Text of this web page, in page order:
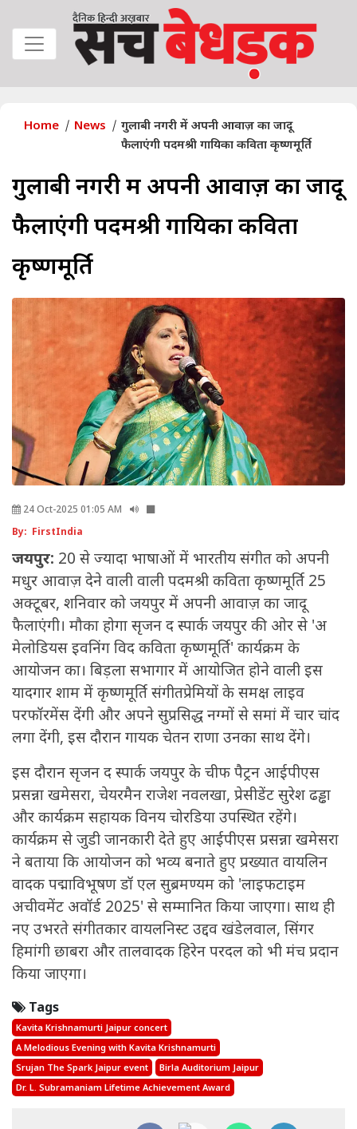
Home News
गुलाबी नगरी में अपनी आवाज़ का जादू
फैलाएंगी पदमश्री गायिका कविता कृष्णमूर्ति
गुलाबी नगरी में अपनी आवाज़ का जादू
फैलाएंगी पदमश्री गायिका कविता
कृष्णमूर्ति
24 Oct-2025 01:05 AM
By: FirstIndia
जयपुर: 20 से ज्यादा भाषाओं में भारतीय संगीत को अपनी
मधुर आवाज़ देने वाली वाली पदमश्री कविता कृष्णमूर्ति 25
अक्टूबर, शनिवार को जयपुर में अपनी आवाज़ का जादू
फैलाएंगी। मौका होगा सृजन द स्पार्क जयपुर की ओर से 'अ
मेलोडियस इवनिंग विद कविता कृष्णमूर्ति' कार्यक्रम के
आयोजन का। बिड़ला सभागार में आयोजित होने वाली इस
यादगार शाम में कृष्णमूर्ति संगीतप्रेमियों के समक्ष लाइव
परफॉरमेंस देंगी और अपने सुप्रसिद्ध नग्मों से समां में चार चांद
लगा देंगी, इस दौरान गायक चेतन राणा उनका साथ देंगे।
इस दौरान सृजन द स्पार्क जयपुर के चीफ पैट्रन आईपीएस
प्रसन्ना खमेसरा, चेयरमैन राजेश नवलखा, प्रेसीडेंट सुरेश ढड्ढा
और कार्यक्रम सहायक विनय चोरडिया उपस्थित रहेंगे।
कार्यक्रम से जुडी जानकारी देते हुए आईपीएस प्रसन्ना खमेसरा
ने बताया कि आयोजन को भव्य बनाते हुए प्रख्यात वायलिन
वादक पद्माविभूषण डॉ एल सुब्रमण्यम को 'लाइफटाइम
अचीवमेंट अवॉर्ड 2025' से सम्मानित किया जाएगा। साथ ही
नए उभरते संगीतकार वायलनिस्ट उद्दव खंडेलवाल, सिंगर
हिमांगी छाबरा और तालवादक हिरेन परदल को भी मंच प्रदान
किया जाएगा।
Tags
Kavita Krishnamurti Jaipur concert
A Melodious Evening with Kavita Krishnamurti
Srujan The Spark Jaipur event
Birla Auditorium Jaipur
Dr. L. Subramaniam Lifetime Achievement Award